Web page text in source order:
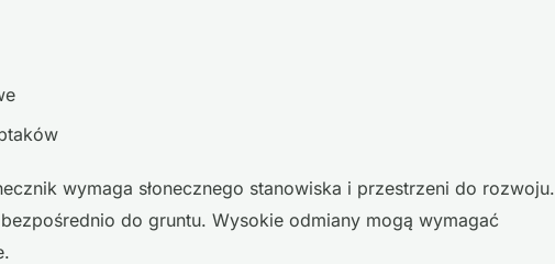
wymaga słonecznego stanowiska i przestrzeni do rozwoju.
do gruntu. Wysokie odmiany mogą wymagać